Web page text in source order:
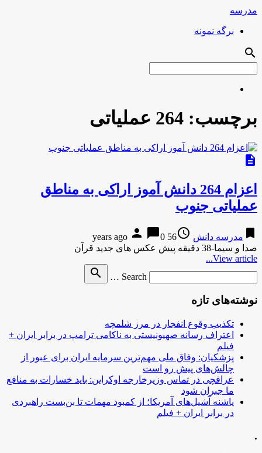
مدرسه
برگه نمونه
search
برچسب: 264 عملیاتی
description
اعزام 264 دانش آموز اراکی به مناطق
عملیاتی جنوب
bookmark مدرسه دانش access_time
56 years ago
person chat_bubble0
صدا و سیما-38 دقیقه پیش عکس های جدید قرآن
View article...
Search …
search
نوشته‌های تازه
تکذیب وقوع انفجار در مرز شلمچه
اعتراف رسانه صهیونیستی به ناکامی ترامپ در برابر ایران +
فیلم
پزشکیان: وفاق ملی مهم‌ترین سرمایه ایران برای عبور از
چالش‌های پیش رو است
عراقچی در تماس وزیرخارجه اوکراین: باید خسارات به منافع
ما جبران شود
پاشنه آشیل‌های آمریکا؛ از کمبود مهمات تا بن‌بست راهبردی
در برابر ایران + فیلم
.